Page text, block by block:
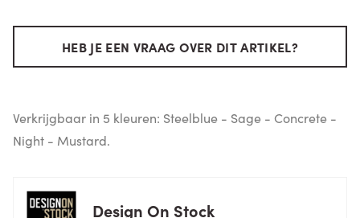
HEB JE EEN VRAAG OVER DIT ARTIKEL?
Verkrijgbaar in 5 kleuren: Steelblue - Sage - Concrete -
Night - Mustard.
Design On Stock